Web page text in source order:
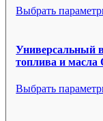
Выбрать
Универсальный
топлива и
Выбрать